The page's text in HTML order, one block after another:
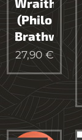
(Philo
Brathwaite)
27,90€